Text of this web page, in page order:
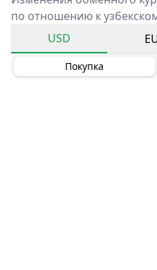
по отношению к
USD
Покупка